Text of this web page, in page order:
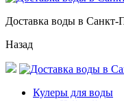
Доставка воды в Санкт-
Назад
Кулеры для воды